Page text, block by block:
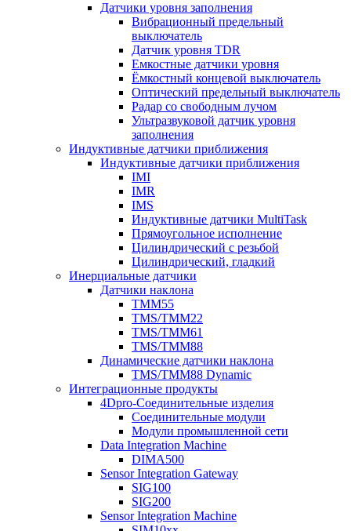
Датчики уровня заполнения
Вибрационный предельный
выключатель
Датчик уровня TDR
Емкостные датчики уровня
Ёмкостный концевой выключатель
Оптический предельный выключатель
Радар со свободным лучом
Ультразвуковой датчик уровня
заполнения
Индуктивные датчики приближения
Индуктивные датчики приближения
IMI
IMR
IMS
Индуктивные датчики MultiTask
Прямоугольное исполнение
Цилиндрический с резьбой
Цилиндрический, гладкий
Инерциальные датчики
Датчики наклона
TMM55
TMS/TMM22
TMS/TMM61
TMS/TMM88
Динамические датчики наклона
TMS/TMM88 Dynamic
Интеграционные продукты
4Dpro-Соединительные изделия
Соединительные модули
Модули промышленной сети
Data Integration Machine
DIMA500
Sensor Integration Gateway
SIG100
SIG200
Sensor Integration Machine